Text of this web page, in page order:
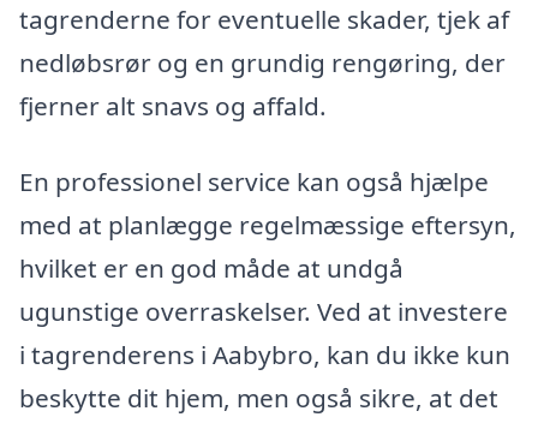
tagrenderne for eventuelle skader, tjek af
nedløbsrør og en grundig rengøring, der
fjerner alt snavs og affald.
En professionel service kan også hjælpe
med at planlægge regelmæssige eftersyn,
hvilket er en god måde at undgå
ugunstige overraskelser. Ved at investere
i tagrenderens i Aabybro, kan du ikke kun
beskytte dit hjem, men også sikre, at det